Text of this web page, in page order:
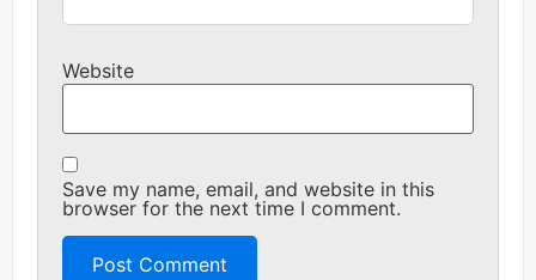
Website
Save my name, email, and website in this
browser for the next time I comment.